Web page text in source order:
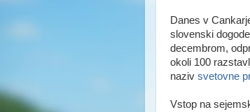
Danes v
slovenski
decembrom,
okoli 100
naziv svetovne
Vstop na